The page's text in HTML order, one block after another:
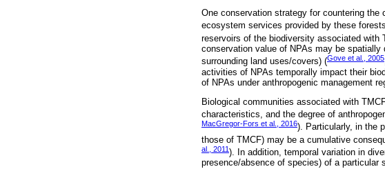
One conservation strategy for countering
ecosystem services provided by these
reservoirs of the biodiversity associated with
conservation value of NPAs may be
surrounding land uses/covers) (Gove et al., 2005
activities of NPAs temporally impact their
of NPAs under anthropogenic management
Biological communities associated with
characteristics, and the degree of
MacGregor-Fors et al., 2016). Particularly, in the
those of TMCF) may be a cumulative
al., 2011). In addition, temporal variation in
presence/absence of species) of a particular